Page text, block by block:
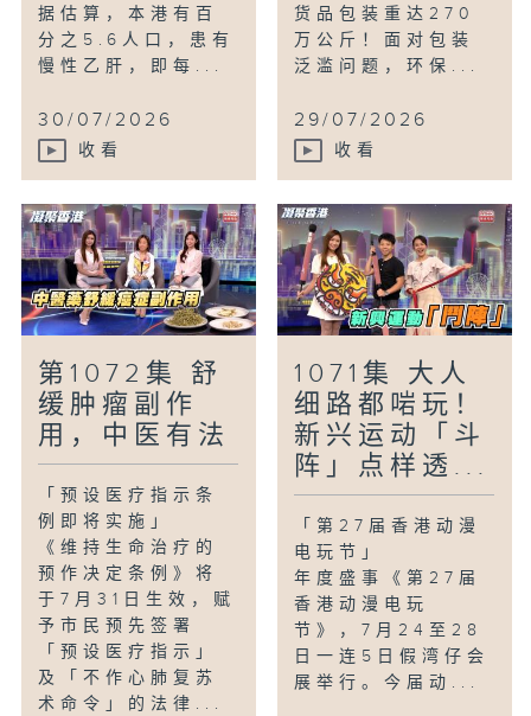
据估算，本港有百
分之5.6人口，患有
慢性乙肝，即每...
30/07/2026
收看
货品包装重达270
万公斤！面对包装
泛滥问题，环保...
29/07/2026
收看
第1072集 舒
缓肿瘤副作
用，中医有法
「预设医疗指示条
例即将实施」
《维持生命治疗的
预作决定条例》将
于7月31日生效，赋
予市民预先签署
「预设医疗指示」
及「不作心肺复苏
术命令」的法律...
1071集 大人
细路都啱玩！
新兴运动「斗
阵」点样透...
「第27届香港动漫
电玩节」
年度盛事《第27届
香港动漫电玩
节》，7月24至28
日一连5日假湾仔会
展举行。今届动...